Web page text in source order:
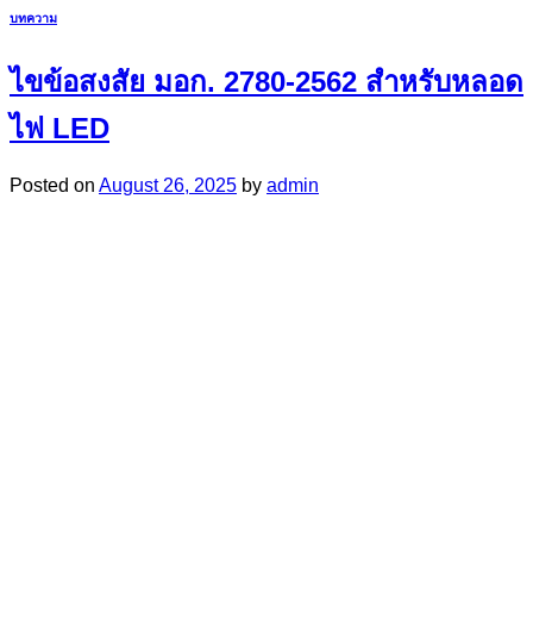
บทความ
ไขข้อสงสัย มอก. 2780-2562 สำหรับหลอด
ไฟ LED
Posted on August 26, 2025 by admin